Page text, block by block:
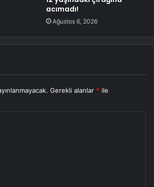
acımadı!
Ağustos 6, 2026
Gerekli alanlar * ile